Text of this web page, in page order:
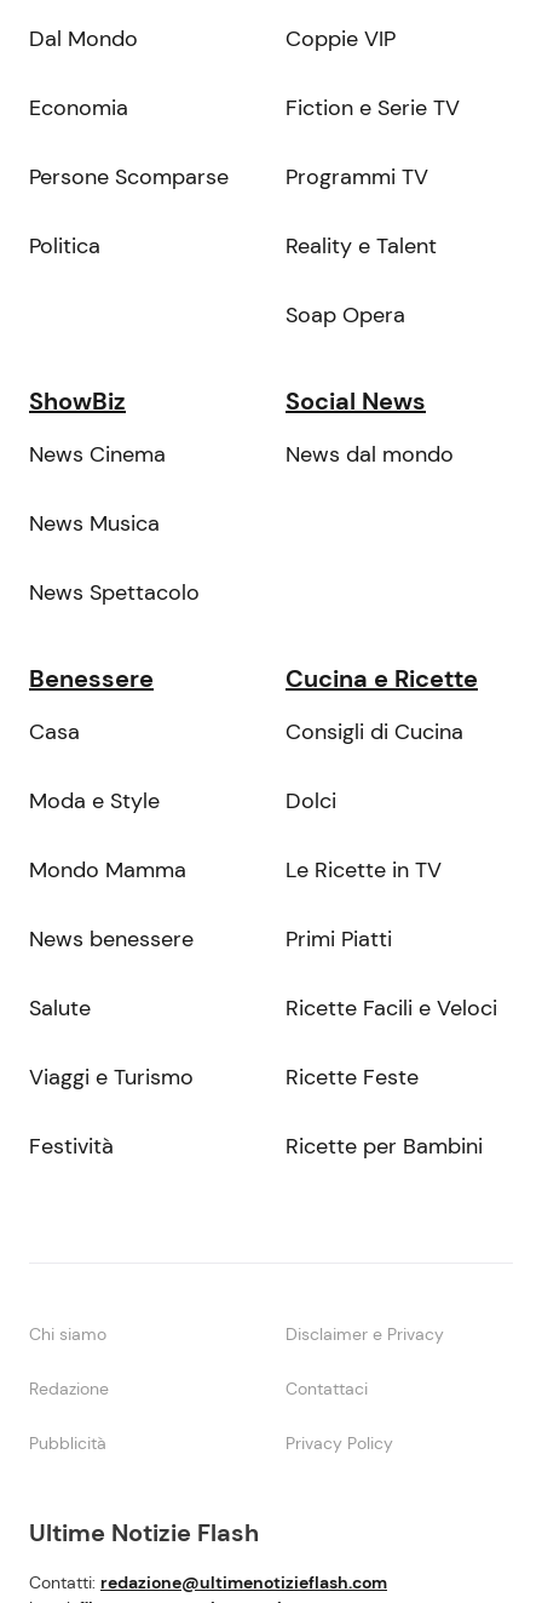
Ultime Notizie Flash
Contatti: redazione@ultimenotizieflash.com
Dal Mondo
Economia
Persone Scomparse
Politica
Coppie VIP
Fiction e Serie TV
Programmi TV
Reality e Talent
Soap Opera
ShowBiz
News Cinema
News Musica
News Spettacolo
Social News
News dal mondo
Benessere
Casa
Moda e Style
Mondo Mamma
News benessere
Salute
Viaggi e Turismo
Festività
Cucina e Ricette
Consigli di Cucina
Dolci
Le Ricette in TV
Primi Piatti
Ricette Facili e Veloci
Ricette Feste
Ricette per Bambini
Chi siamo Disclaimer e Privacy
Redazione Contattaci
Pubblicità Privacy Policy